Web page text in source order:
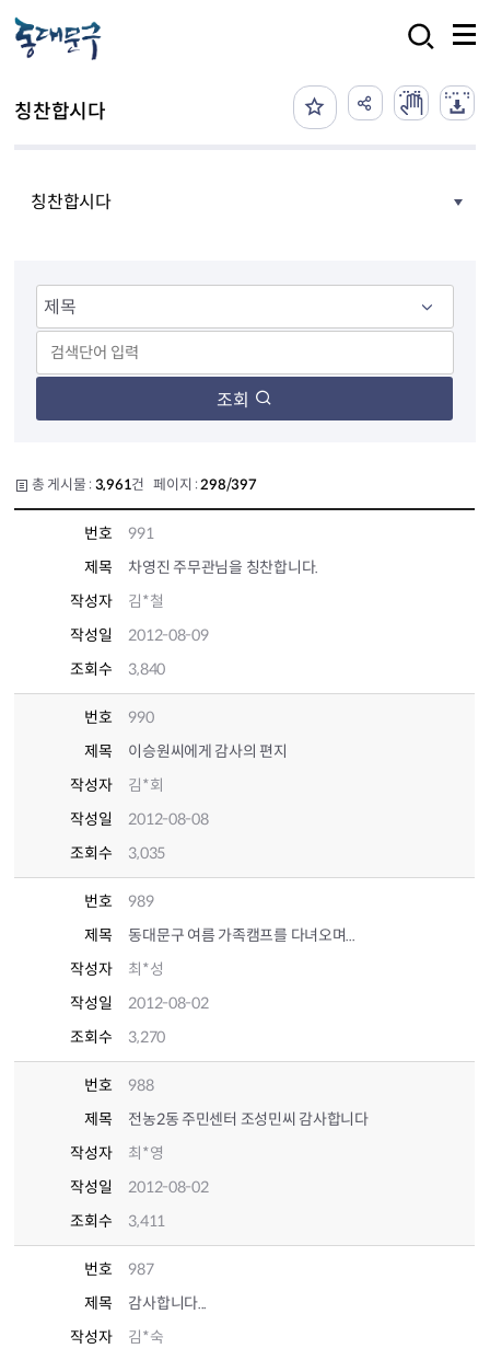
칭찬합시다
칭찬합시다
조회
총 게시물 : 3,961건 페이지 :298/397
번호
991
제목
차영진 주무관님을 칭찬합니다.
작성자
김*철
작성일
2012-08-09
조회수
3,840
번호
990
제목
이승원씨에게 감사의 편지
작성자
김*회
작성일
2012-08-08
조회수
3,035
번호
989
제목
동대문구 여름 가족캠프를 다녀오며...
작성자
최*성
작성일
2012-08-02
조회수
3,270
번호
988
제목
전농2동 주민센터 조성민씨 감사합니다
작성자
최*영
작성일
2012-08-02
조회수
3,411
번호
987
제목
감사합니다...
작성자
김*숙